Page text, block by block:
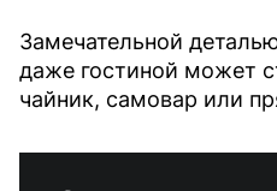
Замечательной
даже гостиной может
чайник, самовар или